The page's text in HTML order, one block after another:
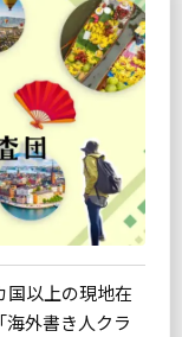
国以上の現地在
外書き人クラ